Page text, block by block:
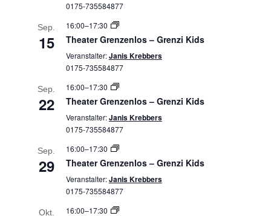
0175-735584877
Sep.
15
16:00–17:30
Theater Grenzenlos – Grenzi Kids
Veranstalter:Janis Krebbers
0175-735584877
Sep.
22
16:00–17:30
Theater Grenzenlos – Grenzi Kids
Veranstalter:Janis Krebbers
0175-735584877
Sep.
29
16:00–17:30
Theater Grenzenlos – Grenzi Kids
Veranstalter:Janis Krebbers
0175-735584877
Okt. 16:00–17:30